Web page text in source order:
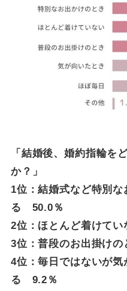
「結婚後、婚約指輪を
か？」
1位：結婚式など特別
る 50.0％
2位：ほとんど着けて
3位：普段のお出掛け
4位：毎日ではないが
る 9.2％